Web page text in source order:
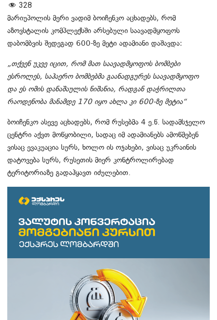
328
მარიუპოლის მერი ვადიმ ბოიჩენკო აცხადებს, რომ
აზოვსტალის კომპლექსში არსებული საავადმყოფოს
დაბომბვის შედეგად 600-ზე მეტი ადამიანი დაშავდა:
„თქვენ უკვე იცით, რომ მათ საავადმყოფოს ბომბები
ესროლეს, საჰაერო ბომბებმა გაანადგურეს საავადმყოფო
და ეს ომის დანაშაულის ნიშანია, რადგან დაჭრილთა
რაოდენობა მანამდე 170 იყო ახლა კი 600-ზე მეტია“
ბოიჩენკო ასევე აცხადებს, რომ რუსებმა 4 ე.წ. სადამსჯელო
ცენტრი აქვთ მოწყობილი, სადაც იმ ადამიანებს ამოწმებენ
ვისაც ევაკუაცია სურს, ხოლო ის ოჯახები, ვისაც უკრაინის
დატოვება სურს, რუსეთის მიერ კონტროლირებად
ტერიტორიაზე გადაჰყავთ იძულებით.